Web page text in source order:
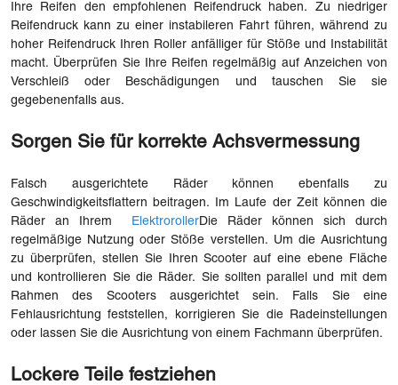
Ihre Reifen den empfohlenen Reifendruck haben. Zu niedriger
Reifendruck kann zu einer instabileren Fahrt führen, während zu
hoher Reifendruck Ihren Roller anfälliger für Stöße und Instabilität
macht. Überprüfen Sie Ihre Reifen regelmäßig auf Anzeichen von
Verschleiß oder Beschädigungen und tauschen Sie sie
gegebenenfalls aus.
Sorgen Sie für korrekte Achsvermessung
Falsch ausgerichtete Räder können ebenfalls zu
Geschwindigkeitsflattern beitragen. Im Laufe der Zeit können die
Räder an Ihrem
ElektrorollerDie Räder können sich durch
regelmäßige Nutzung oder Stöße verstellen. Um die Ausrichtung
zu überprüfen, stellen Sie Ihren Scooter auf eine ebene Fläche
und kontrollieren Sie die Räder. Sie sollten parallel und mit dem
Rahmen des Scooters ausgerichtet sein. Falls Sie eine
Fehlausrichtung feststellen, korrigieren Sie die Radeinstellungen
oder lassen Sie die Ausrichtung von einem Fachmann überprüfen.
Lockere Teile festziehen